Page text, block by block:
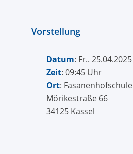
Vorstellung
Datum: Fr.. 25.04.2025
Zeit: 09:45 Uhr
Ort: Fasanenhofschule
Mörikestraße 66
34125 Kassel